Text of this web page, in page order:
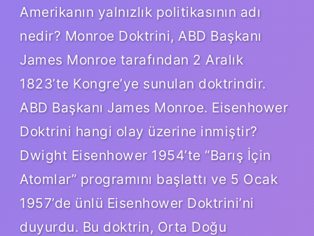
Amerikanın yalnızlık politikasının adı
nedir? Monroe Doktrini, ABD Başkanı
James Monroe tarafından 2 Aralık
1823’te Kongre’ye sunulan doktrindir.
ABD Başkanı James Monroe. Eisenhower
Doktrini hangi olay üzerine inmiştir?
Dwight Eisenhower 1954’te “Barış İçin
Atomlar” programını başlattı ve 5 Ocak
1957’de ünlü Eisenhower Doktrini’ni
duyurdu. Bu doktrin, Orta Doğu